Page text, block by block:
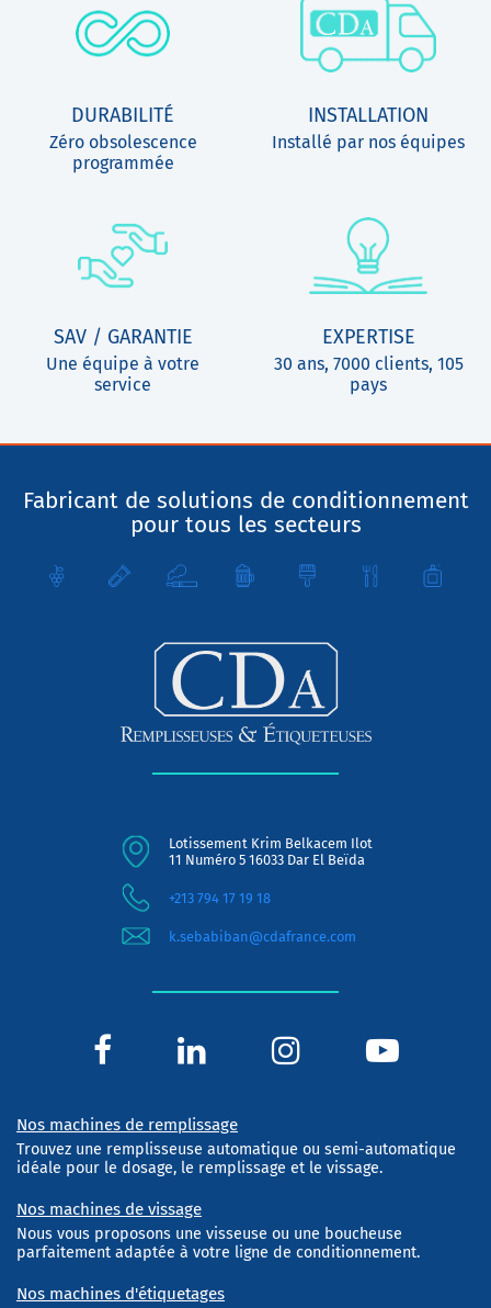
DURABILITÉ
Zéro obsolescence
programmée
INSTALLATION
Installé par nos équipes
SAV / GARANTIE
Une équipe à votre
service
EXPERTISE
30 ans, 7000 clients, 105
pays
Fabricant de solutions de conditionnement
pour tous les secteurs
Lotissement Krim Belkacem Ilot
11 Numéro 5 16033 Dar El Beïda
+213 794 17 19 18
k.sebabiban@cdafrance.com
Nos machines de remplissage
Trouvez une remplisseuse automatique ou semi-automatique
idéale pour le dosage, le remplissage et le vissage.
Nos machines de vissage
Nous vous proposons une visseuse ou une boucheuse
parfaitement adaptée à votre ligne de conditionnement.
Nos machines d'étiquetages